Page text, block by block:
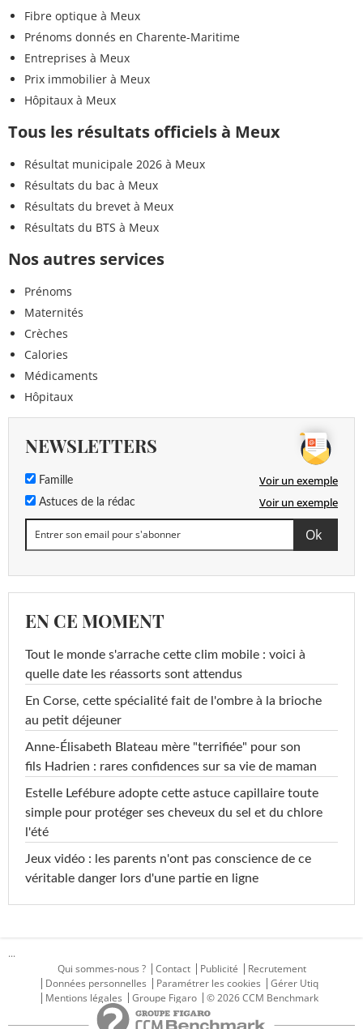
Fibre optique à Meux
Prénoms donnés en Charente-Maritime
Entreprises à Meux
Prix immobilier à Meux
Hôpitaux à Meux
Tous les résultats officiels à Meux
Résultat municipale 2026 à Meux
Résultats du bac à Meux
Résultats du brevet à Meux
Résultats du BTS à Meux
Nos autres services
Prénoms
Maternités
Crèches
Calories
Médicaments
Hôpitaux
NEWSLETTERS
Famille Voir un exemple
Astuces de la rédac Voir un exemple
EN CE MOMENT
Tout le monde s'arrache cette clim mobile : voici à
quelle date les réassorts sont attendus
En Corse, cette spécialité fait de l'ombre à la brioche
au petit déjeuner
Anne-Élisabeth Blateau mère "terrifiée" pour son
fils Hadrien : rares confidences sur sa vie de maman
Estelle Lefébure adopte cette astuce capillaire toute
simple pour protéger ses cheveux du sel et du chlore
l'été
Jeux vidéo : les parents n'ont pas conscience de ce
véritable danger lors d'une partie en ligne
...
Qui sommes-nous ?
Contact Publicité
Recrutement
Données personnelles
Paramétrer les cookies
Gérer Utiq
Mentions légales
Groupe Figaro © 2026 CCM Benchmark